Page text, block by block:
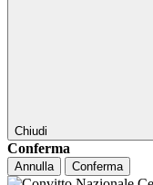
Chiudi
Conferma
Annulla Conferma